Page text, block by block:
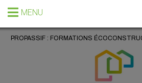
MENU
PROPASSIF : FORMATIONS